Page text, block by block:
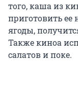
того, каша из
приготовить ее
ягоды,
Также киноа
салатов и поке.